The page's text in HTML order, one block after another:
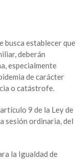
establecer que
deberán
especialmente
de carácter
o catástrofe.
9 de la Ley de
sesión ordinaria, del
la Igualdad de